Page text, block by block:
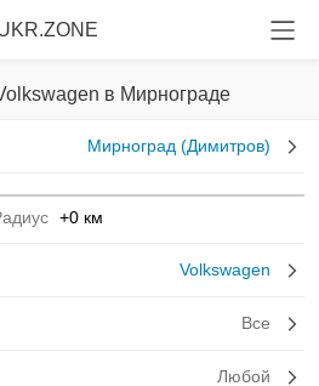
в Мирнограде
Мирноград (Димитров)
+0 км
Volkswagen
Все
Любой